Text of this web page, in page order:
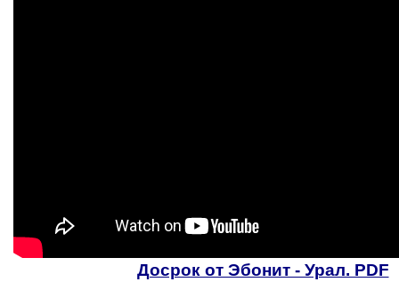
Досрок от Эбонит - Урал. PDF